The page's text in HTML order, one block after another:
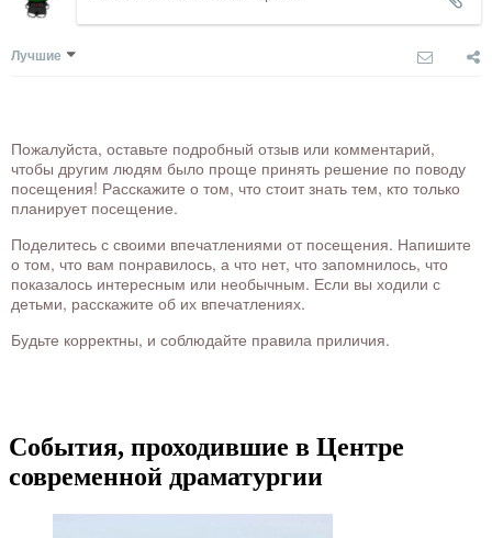
Лучшие
Пожалуйста, оставьте подробный отзыв или комментарий,
чтобы другим людям было проще принять решение по поводу
посещения! Расскажите о том, что стоит знать тем, кто только
планирует посещение.
Поделитесь с своими впечатлениями от посещения. Напишите
о том, что вам понравилось, а что нет, что запомнилось, что
показалось интересным или необычным. Если вы ходили с
детьми, расскажите об их впечатлениях.
Будьте корректны, и соблюдайте правила приличия.
События, проходившие в Центре
современной драматургии